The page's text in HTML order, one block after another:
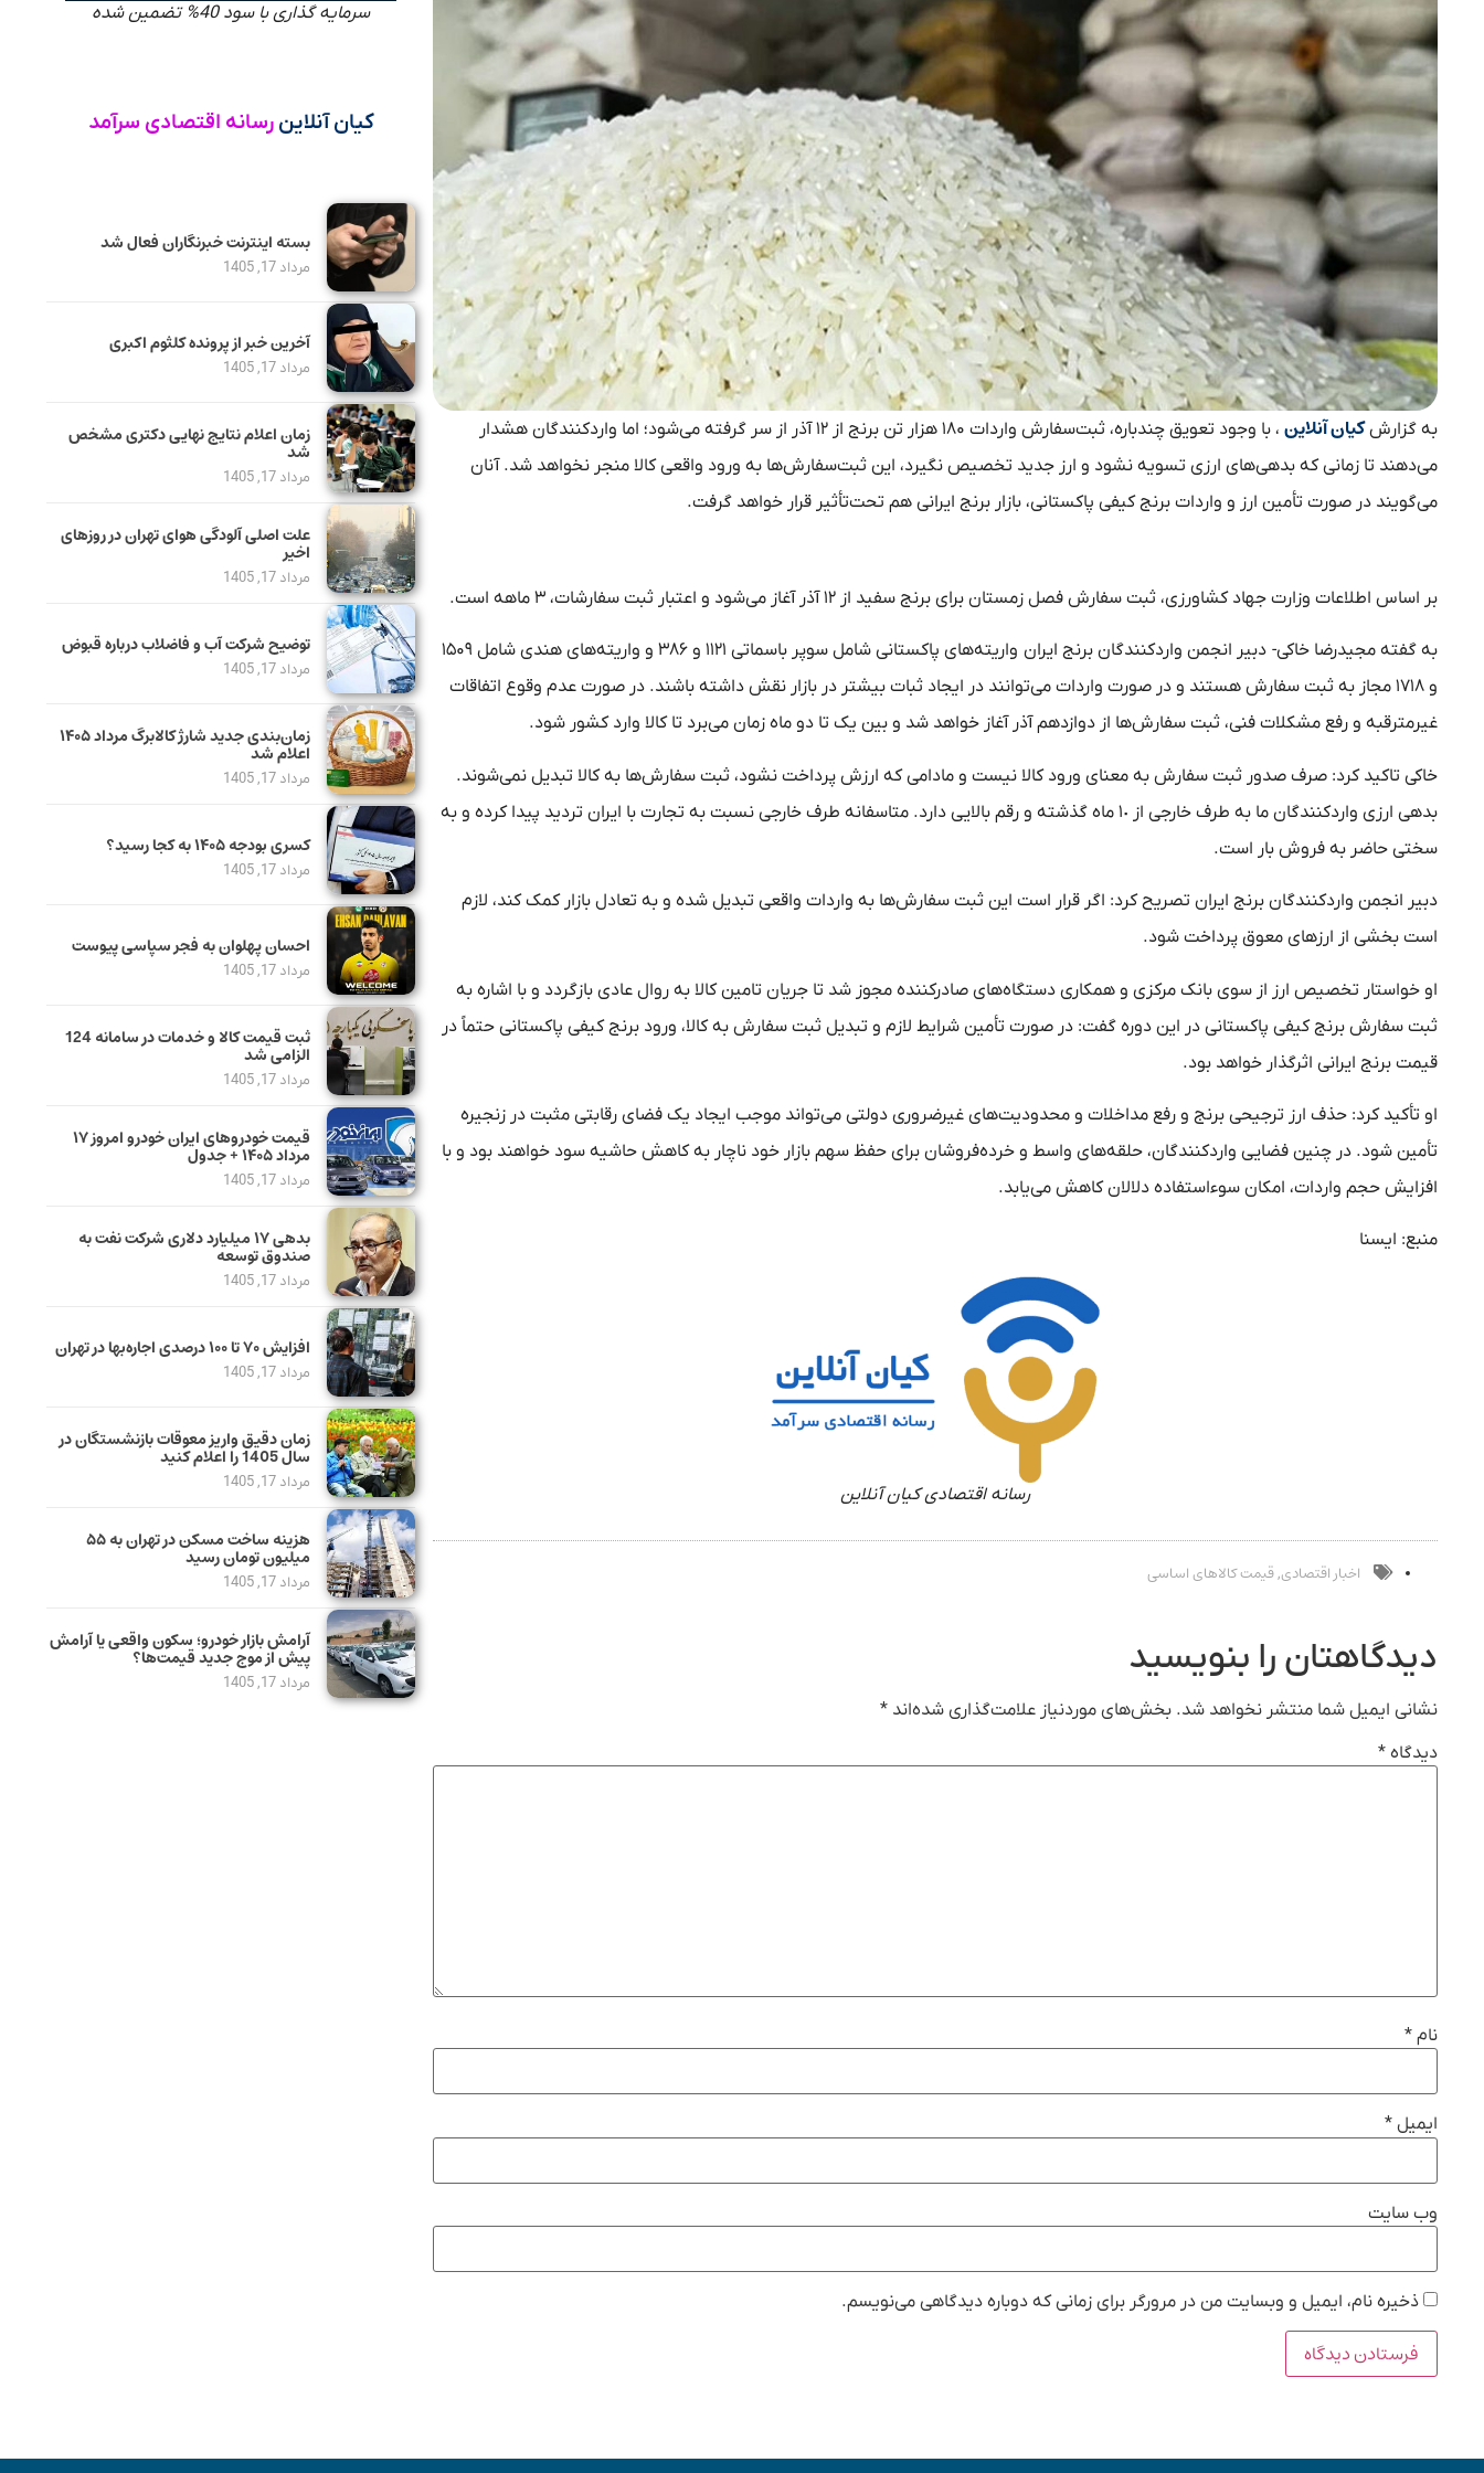
به گزارشکیان آنلاین
، با وجود تعویق چندباره، ثبت‌سفارش واردات ۱۸۰ هزار تن برنج از ۱۲ آذر از سر گرفته می‌شود؛ اما واردکنندگان هشدار
می‌دهند تا زمانی که بدهی‌های ارزی تسویه نشود و ارز جدید تخصیص نگیرد، این ثبت‌سفارش‌ها به ورود واقعی کالا منجر نخواهد شد. آنان
می‌گویند در صورت تأمین ارز و واردات برنج کیفی پاکستانی، بازار برنج ایرانی هم تحت‌تأثیر قرار خواهد گرفت.
بر اساس اطلاعات وزارت جهاد کشاورزی، ثبت سفارش فصل زمستان برای برنج سفید از ۱۲ آذر آغاز می‌شود و اعتبار ثبت سفارشات، ۳ ماهه است.
به گفته مجیدرضا خاکی- دبیر انجمن واردکنندگان برنج ایران واریته‌های پاکستانی شامل سوپر باسماتی ۱۱۲۱ و ۳۸۶ و واریته‌های هندی شامل ۱۵۰۹
و ۱۷۱۸ مجاز به ثبت‌ سفارش هستند و در صورت واردات می‌توانند در ایجاد ثبات بیشتر در بازار نقش داشته باشند. در صورت عدم وقوع اتفاقات
غیرمترقبه و رفع مشکلات فنی، ثبت‌ سفارش‌ها از دوازدهم آذر آغاز خواهد شد و بین یک تا دو ماه زمان می‌برد تا کالا وارد کشور شود.
خاکی تاکید کرد: صرف صدور ثبت‌ سفارش به معنای ورود کالا نیست و مادامی که ارزش پرداخت نشود، ثبت‌ سفارش‌ها به کالا تبدیل نمی‌شوند.
بدهی ارزی واردکنندگان ما به طرف خارجی از ١٠ ماه گذشته و رقم بالایی دارد. متاسفانه طرف خارجی نسبت به تجارت با ایران تردید پیدا کرده و به
سختی حاضر به فروش بار است.
دبیر انجمن واردکنندگان برنج ایران تصریح کرد: اگر قرار است این ثبت‌ سفارش‌ها به واردات واقعی تبدیل شده و به تعادل بازار کمک کند، لازم
است بخشی از ارزهای معوق پرداخت شود.
او خواستار تخصیص ارز از سوی بانک مرکزی و همکاری دستگاه‌های صادرکننده مجوز شد تا جریان تامین کالا به روال عادی بازگردد و با اشاره به
ثبت‌ سفارش برنج کیفی پاکستانی در این دوره گفت: در صورت تأمین شرایط لازم و تبدیل ثبت‌ سفارش به کالا، ورود برنج کیفی پاکستانی حتماً در
قیمت برنج ایرانی اثرگذار خواهد بود.
او تأکید کرد: حذف ارز ترجیحی برنج و رفع مداخلات و محدودیت‌های غیرضروری دولتی می‌تواند موجب ایجاد یک فضای رقابتی مثبت در زنجیره
تأمین شود. در چنین فضایی واردکنندگان، حلقه‌های واسط و خرده‌فروشان برای حفظ سهم بازار خود ناچار به کاهش حاشیه سود خواهند بود و با
افزایش حجم واردات، امکان سوءاستفاده دلالان کاهش می‌یابد.
منبع: ایسنا
رسانه اقتصادی کیان آنلاین
اخبار اقتصادی,قیمت کالاهای اساسی
دیدگاهتان را بنویسید
نشانی ایمیل شما منتشر نخواهد شد. بخش‌های موردنیاز علامت‌گذاری شده‌اند *
دیدگاه *
نام *
ایمیل *
وب‌ سایت
ذخیره نام، ایمیل و وبسایت من در مرورگر برای زمانی که دوباره دیدگاهی می‌نویسم.
سرمایه گذاری با سود 40% تضمین شده
کیان آنلاین رسانه اقتصادی سرآمد
بسته اینترنت خبرنگاران فعال شد
مرداد 17, 1405
آخرین خبر از پرونده کلثوم اکبری
مرداد 17, 1405
زمان اعلام نتایج نهایی دکتری مشخص
شد
مرداد 17, 1405
علت اصلی آلودگی هوای تهران در روزهای
اخیر
مرداد 17, 1405
توضیح شرکت آب و فاضلاب درباره قبوض
مرداد 17, 1405
زمان‌بندی جدید شارژ کالابرگ مرداد ۱۴۰۵
اعلام شد
مرداد 17, 1405
کسری بودجه ۱۴۰۵ به کجا رسید؟
مرداد 17, 1405
احسان پهلوان به فجر سپاسی پیوست
مرداد 17, 1405
ثبت قیمت کالا و خدمات در سامانه 124
الزامی شد
مرداد 17, 1405
قیمت خودرو‌های ایران خودرو امروز ۱۷
مرداد ۱۴۰۵ + جدول
مرداد 17, 1405
بدهی ١٧ میلیارد دلاری شرکت نفت به
صندوق توسعه
مرداد 17, 1405
افزایش ۷۰ تا ۱۰۰ درصدی اجاره‌بها در تهران
مرداد 17, 1405
زمان دقیق واریز معوقات بازنشستگان در
سال 1405 را اعلام کنید
مرداد 17, 1405
هزینه ساخت مسکن در تهران به ۵۵
میلیون تومان رسید
مرداد 17, 1405
آرامش بازار خودرو؛ سکون واقعی یا آرامش
پیش از موج جدید قیمت‌ها؟
مرداد 17, 1405